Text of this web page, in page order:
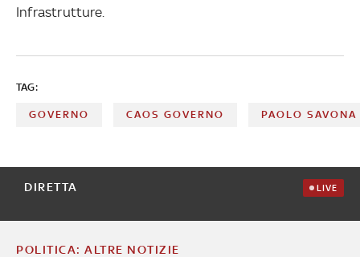
Infrastrutture.
TAG:
GOVERNO CAOS GOVERNO PAOLO SAVONA
DIRETTA LIVE
POLITICA: ALTRE NOTIZIE